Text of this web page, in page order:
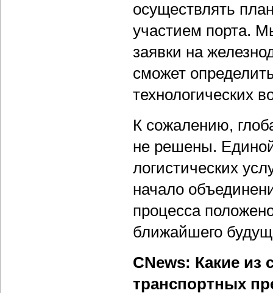
осуществлять
участием порта.
заявки на
сможет
технологических
К сожалению,
не решены.
логистических
начало
процесса
ближайшего
CNews: Какие из
транспортных